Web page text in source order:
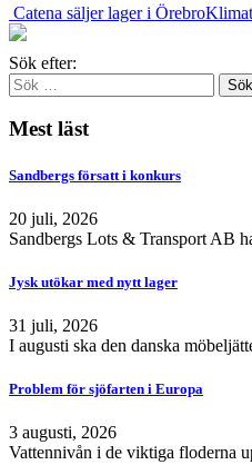
Catena säljer lager i Örebro
Sök efter:
Mest läst
Sandbergs försatt i konkurs
20 juli, 2026
Sandbergs Lots & Transport AB
Jysk utökar med nytt lager
31 juli, 2026
I augusti ska den danska
Problem för sjöfarten i Europa
3 augusti, 2026
Vattennivån i de viktiga floderna